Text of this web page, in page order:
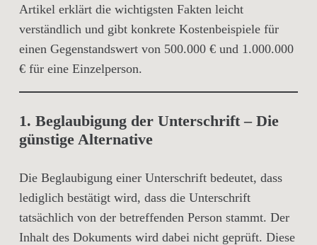
Artikel erklärt die wichtigsten Fakten leicht
verständlich und gibt konkrete Kostenbeispiele für
einen Gegenstandswert von 500.000 € und 1.000.000
€ für eine Einzelperson.
1. Beglaubigung der Unterschrift – Die
günstige Alternative
Die Beglaubigung einer Unterschrift bedeutet, dass
lediglich bestätigt wird, dass die Unterschrift
tatsächlich von der betreffenden Person stammt. Der
Inhalt des Dokuments wird dabei nicht geprüft. Diese